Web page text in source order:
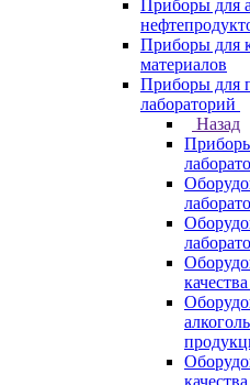
Приборы для
Приборы для
материалов
Приборы для
лабораторий
Назад